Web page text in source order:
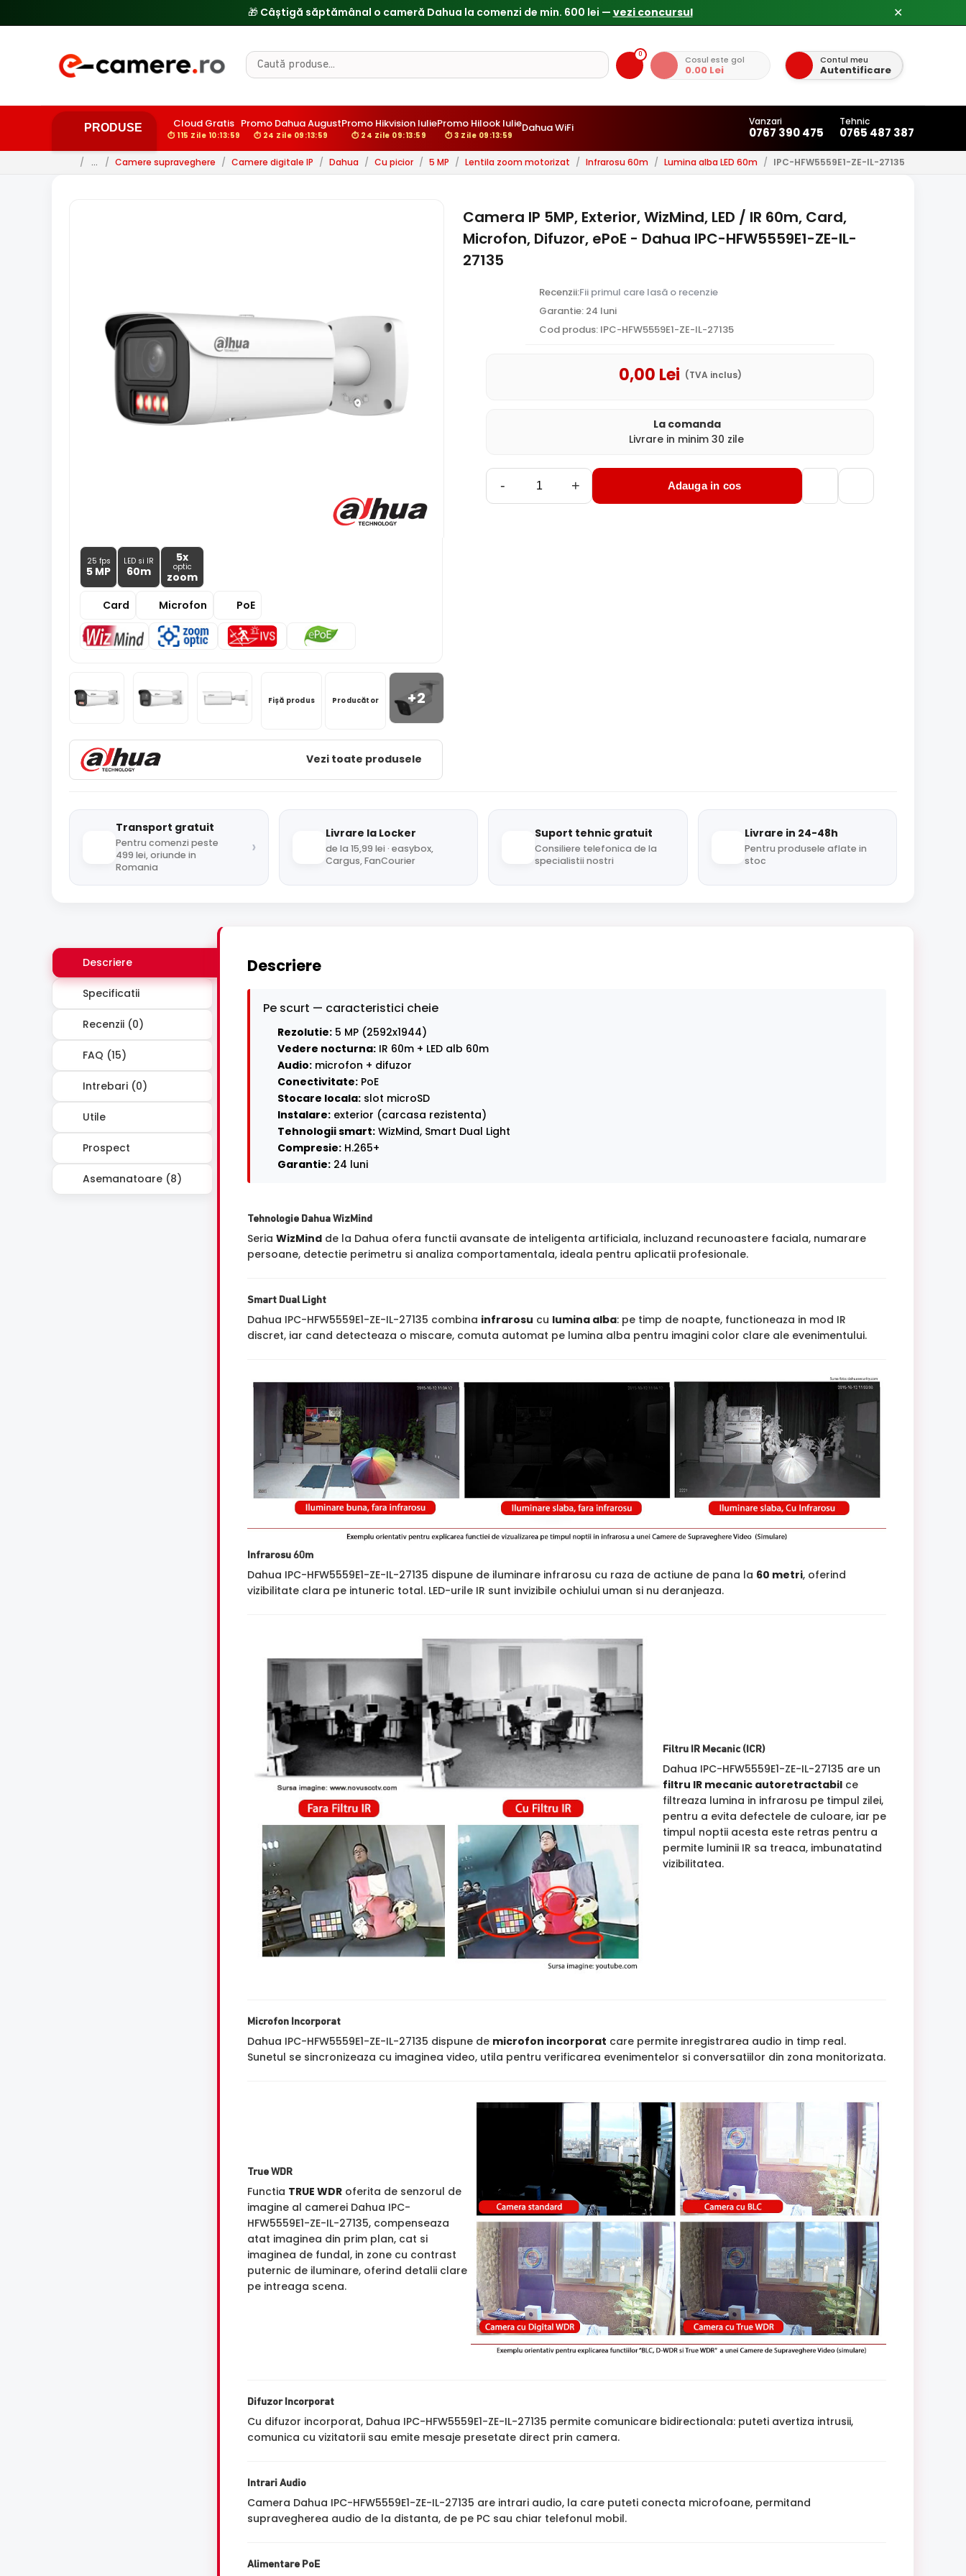
✕
0 Cosul este gol
0.00 Lei
Contul meu
Autentificare
PRODUSE Cloud Gratis
⏱ 115 Zile 10:13:58
Promo Dahua August
⏱ 24 Zile 09:13:58
Promo Hikvision Iulie
⏱ 24 Zile 09:13:58
Promo Hilook Iulie
⏱ 3 Zile 09:13:58
Dahua WiFi Vanzari
0767 390 475
Tehnic
0765 487 387
/ … / Camere supraveghere / Camere digitale IP / Dahua / Cu picior / 5 MP / Lentila zoom motorizat / Infrarosu 60m / Lumina alba LED 60m / IPC-HFW5559E1-ZE-IL-27135
25 fps
5 MP
LED si IR
60m
5x
optic
zoom
Card
Microfon PoE
+2
Fișă produs Producător
Vezi toate produsele
Camera IP 5MP, Exterior, WizMind, LED / IR 60m, Card,
Microfon, Difuzor, ePoE - Dahua IPC-HFW5559E1-ZE-IL-
27135
Recenzii:Fii primul care lasă o recenzie
Garantie: 24 luni
Cod produs: IPC-HFW5559E1-ZE-IL-27135
0,00 Lei (TVA inclus)
La comanda
Livrare in minim 30 zile
- + Adauga in cos
Transport gratuit
Pentru comenzi peste
499 lei, oriunde in
Romania
›
Livrare la Locker
de la 15,99 lei · easybox,
Cargus, FanCourier
Suport tehnic gratuit
Consiliere telefonica de la
specialistii nostri
Livrare in 24-48h
Pentru produsele aflate in
stoc
Descriere
Specificatii
Recenzii (0)
FAQ (15)
Intrebari (0)
Utile
Prospect
Asemanatoare (8)
Descriere
Pe scurt — caracteristici cheie
Rezolutie: 5 MP (2592x1944)
Vedere nocturna: IR 60m + LED alb 60m
Audio: microfon + difuzor
Conectivitate: PoE
Stocare locala: slot microSD
Instalare: exterior (carcasa rezistenta)
Tehnologii smart: WizMind, Smart Dual Light
Compresie: H.265+
Garantie: 24 luni
Tehnologie Dahua WizMind
Seria WizMind de la Dahua ofera functii avansate de inteligenta artificiala, incluzand recunoastere faciala, numarare
persoane, detectie perimetru si analiza comportamentala, ideala pentru aplicatii profesionale.
Smart Dual Light
Dahua IPC-HFW5559E1-ZE-IL-27135 combina infrarosu cu lumina alba: pe timp de noapte, functioneaza in mod IR
discret, iar cand detecteaza o miscare, comuta automat pe lumina alba pentru imagini color clare ale evenimentului.
Infrarosu 60m
Dahua IPC-HFW5559E1-ZE-IL-27135 dispune de iluminare infrarosu cu raza de actiune de pana la 60 metri, oferind
vizibilitate clara pe intuneric total. LED-urile IR sunt invizibile ochiului uman si nu deranjeaza.
Filtru IR Mecanic (ICR)
Dahua IPC-HFW5559E1-ZE-IL-27135 are un
filtru IR mecanic autoretractabilce
filtreaza lumina in infrarosu pe timpul zilei,
pentru a evita defectele de culoare, iar pe
timpul noptii acesta este retras pentru a
permite luminii IR sa treaca, imbunatatind
vizibilitatea.
Microfon Incorporat
Dahua IPC-HFW5559E1-ZE-IL-27135 dispune de microfon incorporat care permite inregistrarea audio in timp real.
Sunetul se sincronizeaza cu imaginea video, utila pentru verificarea evenimentelor si conversatiilor din zona monitorizata.
True WDR
Functia TRUE WDR oferita de senzorul de
imagine al camerei Dahua IPC-
HFW5559E1-ZE-IL-27135, compenseaza
atat imaginea din prim plan, cat si
imaginea de fundal, in zone cu contrast
puternic de iluminare, oferind detalii clare
pe intreaga scena.
Difuzor Incorporat
Cu difuzor incorporat, Dahua IPC-HFW5559E1-ZE-IL-27135 permite comunicare bidirectionala: puteti avertiza intrusii,
comunica cu vizitatorii sau emite mesaje presetate direct prin camera.
Intrari Audio
Camera Dahua IPC-HFW5559E1-ZE-IL-27135 are intrari audio, la care puteti conecta microfoane, permitand
supravegherea audio de la distanta, de pe PC sau chiar telefonul mobil.
Alimentare PoE